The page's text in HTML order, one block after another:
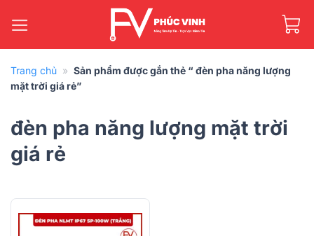
qua
đèn pha năng lượng mặt trời
giá rẻ
Trang chủ » Sản phẩm được gắn thẻ “ đèn pha năng lượng
mặt trời giá rẻ”